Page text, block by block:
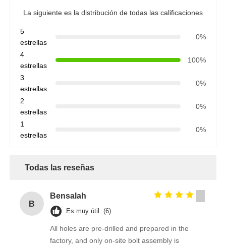
La siguiente es la distribución de todas las calificaciones
5
estrellas
0%
4
estrellas
100%
3
estrellas
0%
2
estrellas
0%
1
estrellas
0%
Todas las reseñas
B
Bensalah
Es muy útil. (6)
All holes are pre-drilled and prepared in the
factory, and only on-site bolt assembly is